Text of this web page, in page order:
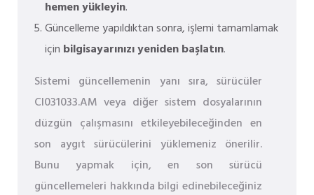
hemen yükleyin.
Güncelleme yapıldıktan sonra, işlemi tamamlamak
için bilgisayarınızı yeniden başlatın.
Sistemi güncellemenin yanı sıra, sürücüler
CI031033.AM veya diğer sistem dosyalarının
düzgün çalışmasını etkileyebileceğinden en
son aygıt sürücülerini yüklemeniz önerilir.
Bunu yapmak için, en son sürücü
güncellemeleri hakkında bilgi edinebileceğiniz